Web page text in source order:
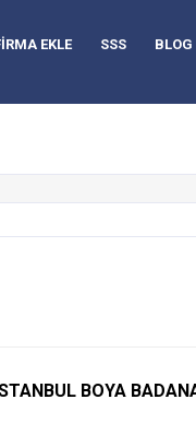
EKLE SSS BLOG
BOYA